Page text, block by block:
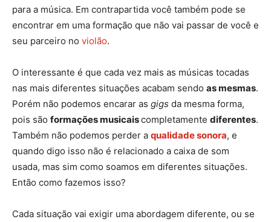
para a música. Em contrapartida você também pode se
encontrar em uma formação que não vai passar de você e
seu parceiro no violão.
O interessante é que cada vez mais as músicas tocadas
nas mais diferentes situações acabam sendo as mesmas.
Porém não podemos encarar as gigs da mesma forma,
pois são formações musicaiscompletamente diferentes.
Também não podemos perder a qualidade sonora, e
quando digo isso não é relacionado a caixa de som
usada, mas sim como soamos em diferentes situações.
Então como fazemos isso?
Cada situação vai exigir uma abordagem diferente, ou se